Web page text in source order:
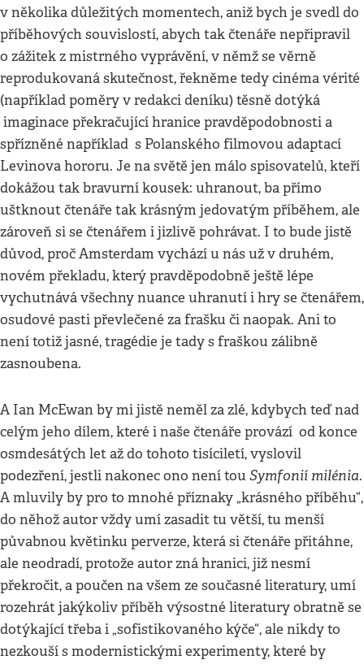
v několika důležitých momentech, aniž bych je svedl do
příběhových souvislostí, abych tak čtenáře nepřipravil
o zážitek z mistrného vyprávění, v němž se věrně
reprodukovaná skutečnost, řekněme tedy cinéma vérité
(například poměry v redakci deníku) těsně dotýká
imaginace překračující hranice pravděpodobnosti a
spřízněné například s Polanského filmovou adaptací
Levinova hororu. Je na světě jen málo spisovatelů, kteří
dokážou tak bravurní kousek: uhranout, ba přímo
uštknout čtenáře tak krásným jedovatým příběhem, ale
zároveň si se čtenářem i jizlivě pohrávat. I to bude jistě
důvod, proč Amsterdam vychází u nás už v druhém,
novém překladu, který pravděpodobně ještě lépe
vychutnává všechny nuance uhranutí i hry se čtenářem,
osudové pasti převlečené za frašku či naopak. Ani to
není totiž jasné, tragédie je tady s fraškou zálibně
zasnoubena.
A Ian McEwan by mi jistě neměl za zlé, kdybych teď nad
celým jeho dílem, které i naše čtenáře provází od konce
osmdesátých let až do tohoto tisíciletí, vyslovil
podezření, jestli nakonec ono není tou Symfonií milénia.
A mluvily by pro to mnohé příznaky „krásného příběhu“,
do něhož autor vždy umí zasadit tu větší, tu menší
půvabnou květinku perverze, která si čtenáře přitáhne,
ale neodradí, protože autor zná hranici, již nesmí
překročit, a poučen na všem ze současné literatury, umí
rozehrát jakýkoliv příběh výsostné literatury obratně se
dotýkající třeba i „sofistikovaného kýče“, ale nikdy to
nezkouší s modernistickými experimenty, které by